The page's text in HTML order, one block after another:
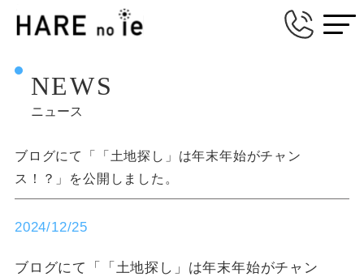
NEWS
ニュース
ブログにて「「土地探し」は年末年始がチャン
ス！？」を公開しました。
2024/12/25
ブログにて「「土地探し」は年末年始がチャン